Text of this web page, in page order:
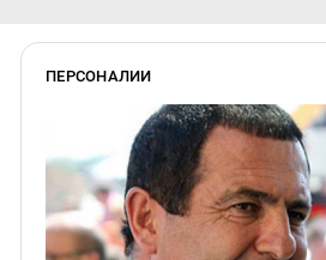
ПЕРСОНАЛИИ